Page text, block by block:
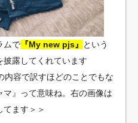
ムで 『My new pjs』
という
披露してくれています
内容で訳すほどのことでもな
』って意味ね。右の画像は
てます＞＞